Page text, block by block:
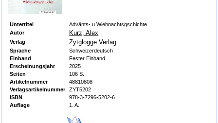
Untertitel
Advänts- u Wiehnachtsgschichte
Autor
Kurz, Alex
Verlag Zytglogge Verlag
Sprache
Schweizerdeutsch
Einband
Fester Einband
Erscheinungsjahr
2025
Seiten
106 S.
Artikelnummer
48810808
Verlagsartikelnummer
ZYT5202
ISBN
978-3-7296-5202-6
Auflage
1. A.